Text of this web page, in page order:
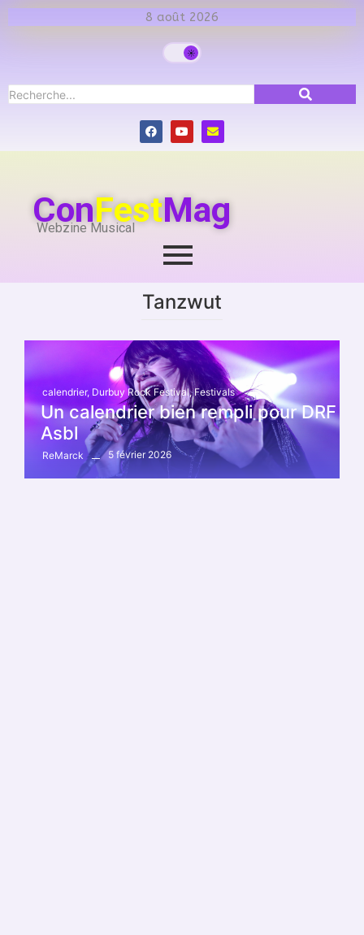
8 août 2026
ConFestMag
Webzine Musical
Tanzwut
calendrier, Durbuy Rock Festival, Festivals
Un calendrier bien rempli pour DRF
Asbl
ReMarck 5 février 2026